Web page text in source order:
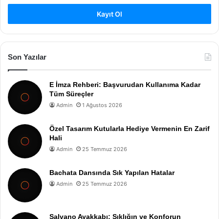
Kayıt Ol
Son Yazılar
E İmza Rehberi: Başvurudan Kullanıma Kadar
Tüm Süreçler
Admin 1 Ağustos 2026
Özel Tasarım Kutularla Hediye Vermenin En Zarif
Hali
Admin 25 Temmuz 2026
Bachata Dansında Sık Yapılan Hatalar
Admin 25 Temmuz 2026
Salvano Ayakkabı: Şıklığın ve Konforun